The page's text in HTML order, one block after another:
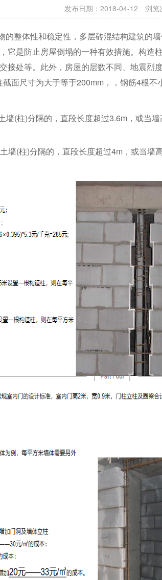
发布日期：2018-04-12 浏览
整体性和稳定性，多层砖混结构建筑的
它是防止房屋倒塌的一种有效措施。构造
接处等。此外，房屋的层数不同、地震烈
面尺寸为大于等于200mm，，钢筋4根不
墙(柱)分隔的，直段长度超过3.6m，或当
墙(柱)分隔的，直段长度超过4m，或当